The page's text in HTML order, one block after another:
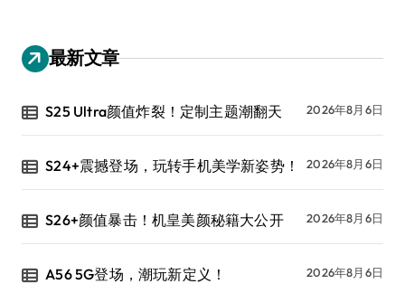
最新文章
S25 Ultra颜值炸裂！定制主题潮翻天 2026年8月6日
S24+震撼登场，玩转手机美学新姿势！ 2026年8月6日
S26+颜值暴击！机皇美颜秘籍大公开 2026年8月6日
A56 5G登场，潮玩新定义！ 2026年8月6日